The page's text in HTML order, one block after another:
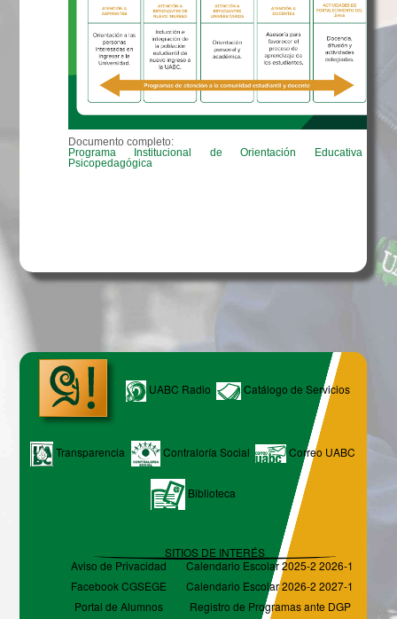
Documento completo:
Programa Institucional de Orientación Educativa y
Psicopedagógica
UABC Radio Catálogo de Servicios
Transparencia Contraloría Social Correo UABC
Biblioteca
SITIOS DE INTERÉS
Aviso de Privacidad
Calendario Escolar 2025-2 2026-1
Facebook CGSEGE
Calendario Escolar 2026-2 2027-1
Portal de Alumnos
Registro de Programas ante DGP